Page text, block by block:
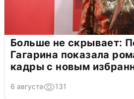
Больше не скрывает:
Гагарина показала
кадры с новым
6 августа 131